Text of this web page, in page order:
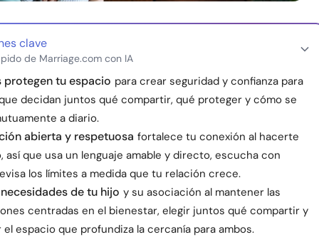
clave
de Marriage.com con IA
protegen tu espacio para crear seguridad y confianza para
decidan juntos qué compartir, qué proteger y cómo se
a diario.
abierta y respetuosa fortalece tu conexión al hacerte
así que usa un lenguaje amable y directo, escucha con
los límites a medida que tu relación crece.
de tu hijo y su asociación al mantener las
centradas en el bienestar, elegir juntos qué compartir y
espacio que profundiza la cercanía para ambos.